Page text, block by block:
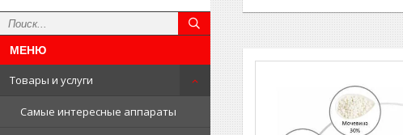
Товары и услуги
Самые интересные аппараты